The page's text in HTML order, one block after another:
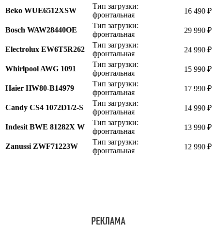
Beko WUE6512XSW
Тип загрузки:
фронтальная
16 490 ₽
Bosch WAW28440OE
Тип загрузки:
фронтальная
29 990 ₽
Electrolux EW6T5R262
Тип загрузки:
фронтальная
24 990 ₽
Whirlpool AWG 1091
Тип загрузки:
фронтальная
15 990 ₽
Haier HW80-B14979
Тип загрузки:
фронтальная
17 990 ₽
Candy CS4 1072D1/2-S
Тип загрузки:
фронтальная
14 990 ₽
Indesit BWE 81282X W
Тип загрузки:
фронтальная
13 990 ₽
Zanussi ZWF71223W
Тип загрузки:
фронтальная
12 990 ₽